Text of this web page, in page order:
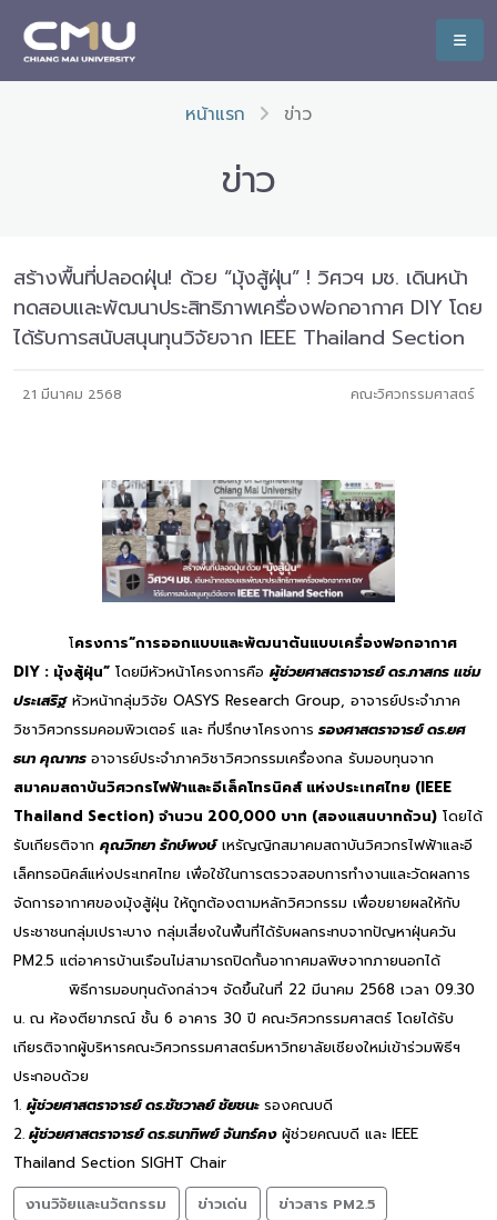
หน้าแรก ข่าว
ข่าว
สร้างพื้นที่ปลอดฝุ่น! ด้วย “มุ้งสู้ฝุ่น” ! วิศวฯ มช. เดินหน้า
ทดสอบและพัฒนาประสิทธิภาพเครื่องฟอกอากาศ DIY โดย
ได้รับการสนับสนุนทุนวิจัยจาก IEEE Thailand Section
21 มีนาคม 2568 คณะวิศวกรรมศาสตร์
โครงการ“การออกแบบและพัฒนาต้นแบบเครื่องฟอกอากาศ
DIY : มุ้งสู้ฝุ่น” โดยมีหัวหน้าโครงการคือ ผู้ช่วยศาสตราจารย์ ดร.ภาสกร แช่ม
ประเสริฐหัวหน้ากลุ่มวิจัย OASYS Research Group, อาจารย์ประจำภาค
วิชาวิศวกรรมคอมพิวเตอร์ และ ที่ปรึกษาโครงการ รองศาสตราจารย์ ดร.ยศ
ธนา คุณาทร อาจารย์ประจำภาควิชาวิศวกรรมเครื่องกล รับมอบทุนจาก
สมาคมสถาบันวิศวกรไฟฟ้าและอีเล็คโทรนิคส์ แห่งประเทศไทย (IEEE
Thailand Section) จำนวน 200,000 บาท (สองแสนบาทถ้วน) โดยได้
รับเกียรติจาก คุณวิทยา รักษ์พงษ์เหรัญญิกสมาคมสถาบันวิศวกรไฟฟ้าและอี
เล็คทรอนิคส์แห่งประเทศไทย เพื่อใช้ในการตรวจสอบการทำงานและวัดผลการ
จัดการอากาศของมุ้งสู้ฝุ่น ให้ถูกต้องตามหลักวิศวกรรม เพื่อขยายผลให้กับ
ประชาชนกลุ่มเปราะบาง กลุ่มเสี่ยงในพื้นที่ได้รับผลกระทบจากปัญหาฝุ่นควัน
PM2.5 แต่อาคารบ้านเรือนไม่สามารถปิดกั้นอากาศมลพิษจากภายนอกได้
พิธีการมอบทุนดังกล่าวฯ จัดขึ้นในที่ 22 มีนาคม 2568 เวลา 09.30
น. ณ ห้องตียาภรณ์ ชั้น 6 อาคาร 30 ปี คณะวิศวกรรมศาสตร์ โดยได้รับ
เกียรติจากผู้บริหารคณะวิศวกรรมศาสตร์มหาวิทยาลัยเชียงใหม่เข้าร่วมพิธีฯ
ประกอบด้วย
1. ผู้ช่วยศาสตราจารย์ ดร.ชัชวาลย์ ชัยชนะ รองคณบดี
2. ผู้ช่วยศาสตราจารย์ ดร.ธนาทิพย์ จันทร์คงผู้ช่วยคณบดี และ IEEE
Thailand Section SIGHT Chair
งานวิจัยและนวัตกรรม
ข่าวเด่น ข่าวสาร PM2.5